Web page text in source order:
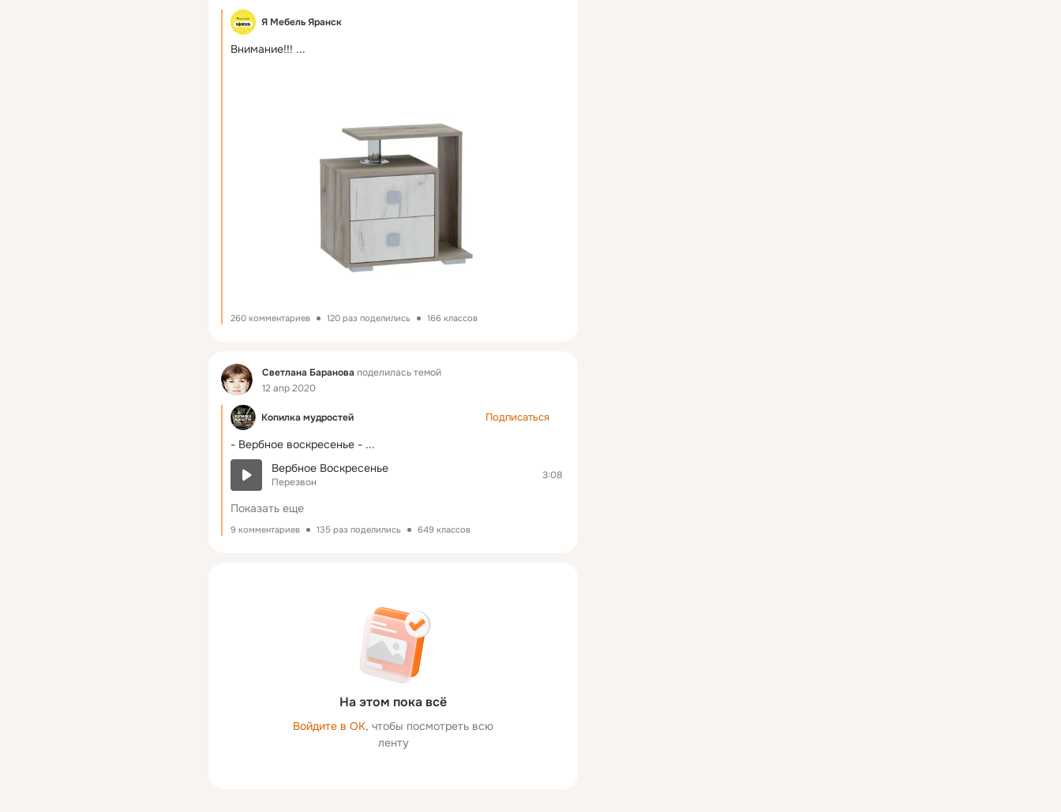
Я Мебель Яранск
Внимание!!! ...
260 комментариев 120 раз поделились 166 классов
Фид Светлана Баранова поделилась темой
12 апр 2020
Копилка мудростей Подписаться
- Вербное воскресенье - ...
Вербное Воскресенье
Перезвон
3:08
Показать еще
9 комментариев 135 раз поделились 649 классов
На этом пока всё
Войдите в ОК, чтобы посмотреть всю
ленту